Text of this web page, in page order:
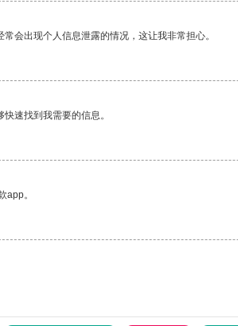
会出现个人信息泄露的情况，这让我非常担心。
速找到我需要的信息。
app。